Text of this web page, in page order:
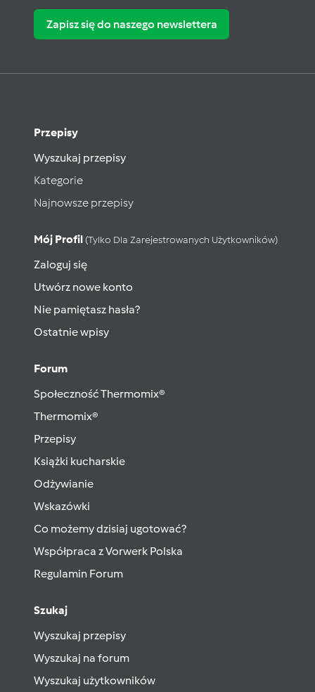
Zapisz się do naszego newslettera
Przepisy
Wyszukaj przepisy
Kategorie
Najnowsze przepisy
Mój Profil (tylko Dla Zarejestrowanych Użytkowników)
Zaloguj się
Utwórz nowe konto
Nie pamiętasz hasła?
Ostatnie wpisy
Forum
Społeczność Thermomix®
Thermomix®
Przepisy
Książki kucharskie
Odżywianie
Wskazówki
Co możemy dzisiaj ugotować?
Współpraca z Vorwerk Polska
Regulamin Forum
Szukaj
Wyszukaj przepisy
Wyszukaj na forum
Wyszukaj użytkowników